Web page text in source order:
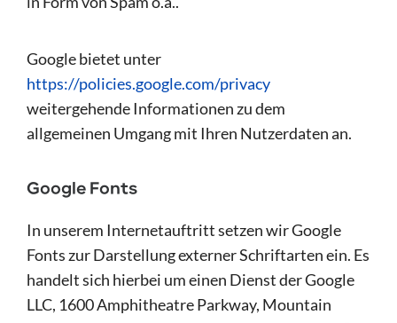
Google bietet unter
https://policies.google.com/privacy
weitergehende Informationen zu dem
allgemeinen Umgang mit Ihren Nutzerdaten an.
Google Fonts
In unserem Internetauftritt setzen wir Google
Fonts zur Darstellung externer Schriftarten ein. Es
handelt sich hierbei um einen Dienst der Google
LLC, 1600 Amphitheatre Parkway, Mountain